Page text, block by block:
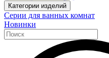
Категории изделий
Серии для ванных комнат
Новинки